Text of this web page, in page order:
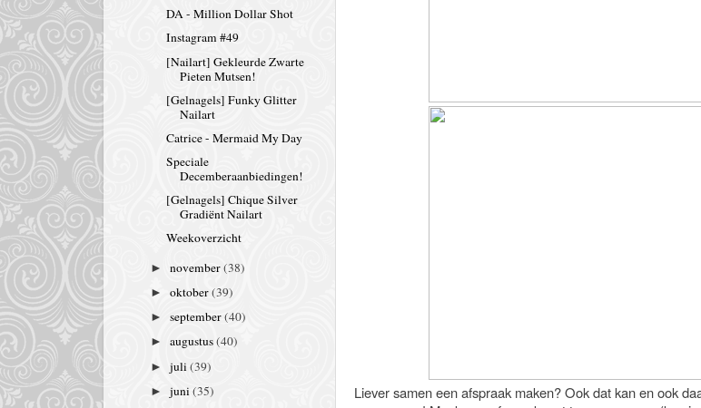
Liever samen een afspraak maken? Ook dat kan en ook
DA - Million Dollar Shot
Instagram #49
[Nailart] Gekleurde Zwarte
Pieten Mutsen!
[Gelnagels] Funky Glitter
Nailart
Catrice - Mermaid My Day
Speciale
Decemberaanbiedingen!
[Gelnagels] Chique Silver
Gradiënt Nailart
Weekoverzicht
►november(38)
►oktober(39)
►september(40)
►augustus(40)
►juli(39)
►juni(35)